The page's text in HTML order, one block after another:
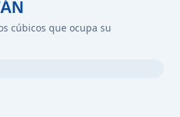
cúbicos que ocupa su